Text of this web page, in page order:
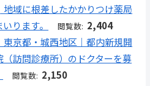
域に根差したかかりつけ薬局
ります。
閲覧数: 2,404
京都・城西地区｜都内新規開
訪問診療所）のドクターを募
閲覧数: 2,150